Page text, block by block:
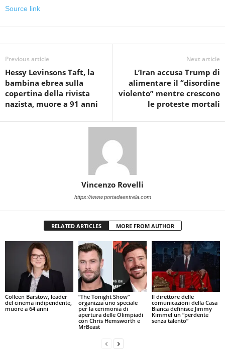
Source link
Previous article
Hessy Levinsons Taft, la
bambina ebrea sulla
copertina della rivista
nazista, muore a 91 anni
Next article
L’Iran accusa Trump di
alimentare il “disordine
violento” mentre crescono
le proteste mortali
Vincenzo Rovelli
https://www.portadaestrela.com
RELATED ARTICLES MORE FROM AUTHOR
Colleen Barstow, leader
del cinema indipendente,
muore a 64 anni
“The Tonight Show”
organizza uno speciale
per la cerimonia di
apertura delle Olimpiadi
con Chris Hemsworth e
MrBeast
Il direttore delle
comunicazioni della Casa
Bianca definisce Jimmy
Kimmel un “perdente
senza talento”